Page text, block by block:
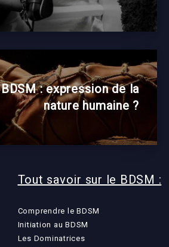
BDSM : expression de la
nature humaine ?
Tout savoir sur le BDSM :
Comprendre le BDSM
Initiation au BDSM
Les Dominatrices